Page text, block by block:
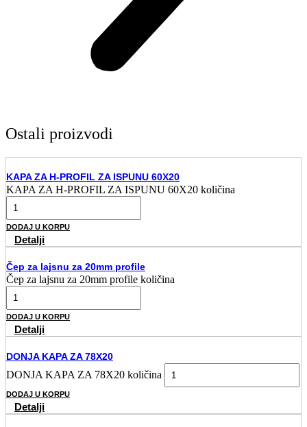
Ostali proizvodi
KAPA ZA H-PROFIL ZA ISPUNU 60X20
KAPA ZA H-PROFIL ZA ISPUNU 60X20 količina
DODAJ U KORPU
Detalji
Čep za lajsnu za 20mm profile
Čep za lajsnu za 20mm profile količina
DODAJ U KORPU
Detalji
DONJA KAPA ZA 78X20
DONJA KAPA ZA 78X20 količina
DODAJ U KORPU
Detalji